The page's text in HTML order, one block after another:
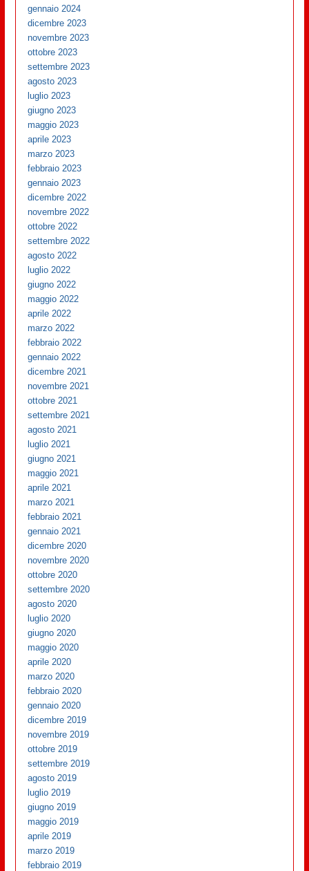
gennaio 2024
dicembre 2023
novembre 2023
ottobre 2023
settembre 2023
agosto 2023
luglio 2023
giugno 2023
maggio 2023
aprile 2023
marzo 2023
febbraio 2023
gennaio 2023
dicembre 2022
novembre 2022
ottobre 2022
settembre 2022
agosto 2022
luglio 2022
giugno 2022
maggio 2022
aprile 2022
marzo 2022
febbraio 2022
gennaio 2022
dicembre 2021
novembre 2021
ottobre 2021
settembre 2021
agosto 2021
luglio 2021
giugno 2021
maggio 2021
aprile 2021
marzo 2021
febbraio 2021
gennaio 2021
dicembre 2020
novembre 2020
ottobre 2020
settembre 2020
agosto 2020
luglio 2020
giugno 2020
maggio 2020
aprile 2020
marzo 2020
febbraio 2020
gennaio 2020
dicembre 2019
novembre 2019
ottobre 2019
settembre 2019
agosto 2019
luglio 2019
giugno 2019
maggio 2019
aprile 2019
marzo 2019
febbraio 2019